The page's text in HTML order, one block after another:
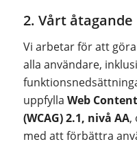
2. Vårt åtagande
Vi arbetar för att
alla användare,
uppfylla Web
(WCAG) 2.1, nivå AA,
med att förbättra